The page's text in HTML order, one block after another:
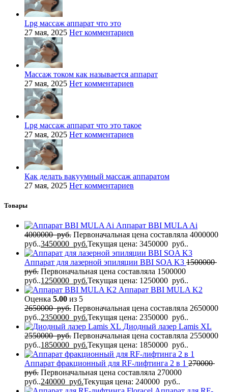
Lpg массаж аппарат что это
27 мая, 2025 Нет комментариев
Массаж током как называется аппарат
27 мая, 2025 Нет комментариев
Lpg массаж аппарат что это такое
27 мая, 2025 Нет комментариев
Как делать вакуумный массаж аппаратом
27 мая, 2025 Нет комментариев
Товары
Аппарат BBI MULA Ai
4000000руб. Первоначальная цена составляла 4000000
руб..3450000 руб.Текущая цена: 3450000 руб..
Аппарат для лазерной эпиляции BBI SOA K3 1500000
руб. Первоначальная цена составляла 1500000
руб..1250000 руб.Текущая цена: 1250000 руб..
Аппарат BBI MULA K2
Оценка 5.00 из 5
2650000руб. Первоначальная цена составляла 2650000
руб..2350000 руб.Текущая цена: 2350000 руб..
Диодный лазер Lamis XL
2550000руб. Первоначальная цена составляла 2550000
руб..1850000 руб.Текущая цена: 1850000 руб..
Аппарат фракционный для RF-лифтинга 2 в 1 270000
руб. Первоначальная цена составляла 270000
руб..240000 руб.Текущая цена: 240000 руб..